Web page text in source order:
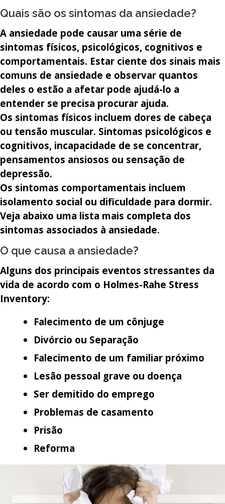
Quais são os sintomas da ansiedade?
A ansiedade pode causar uma série de
sintomas físicos, psicológicos, cognitivos e
comportamentais. Estar ciente dos sinais mais
comuns de ansiedade e observar quantos
deles o estão a afetar pode ajudá-lo a
entender se precisa procurar ajuda.
Os sintomas físicos incluem dores de cabeça
ou tensão muscular. Sintomas psicológicos e
cognitivos, incapacidade de se concentrar,
pensamentos ansiosos ou sensação de
depressão.
Os sintomas comportamentais incluem
isolamento social ou dificuldade para dormir.
Veja abaixo uma lista mais completa dos
sintomas associados à ansiedade.
O que causa a ansiedade?
Alguns dos principais eventos stressantes da
vida de acordo com o Holmes-Rahe Stress
Inventory:
Falecimento de um cônjuge
Divórcio ou Separação
Falecimento de um familiar próximo
Lesão pessoal grave ou doença
Ser demitido do emprego
Problemas de casamento
Prisão
Reforma